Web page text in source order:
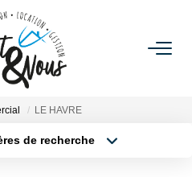
LE HAVRE
de recherche